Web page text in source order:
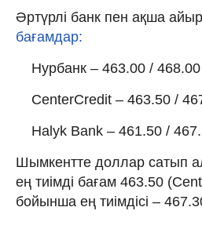
Әртүрлі банк пен ақша
бағамдар:
Нурбанк – 463.00 / 468.00
CenterCredit – 463.50 /
Halyk Bank – 461.50 /
Шымкентте доллар сатып
ең тиімді бағам 463.50
бойынша ең тиімдісі –